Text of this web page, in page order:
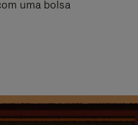
uma bolsa